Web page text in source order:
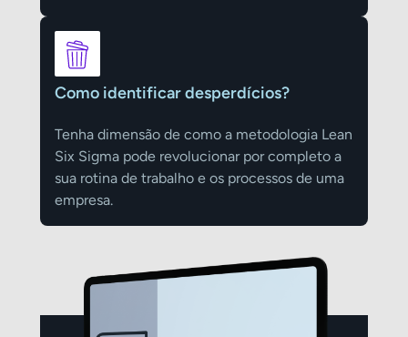
Como identificar desperdícios?
Tenha dimensão de como a metodologia Lean
Six Sigma pode revolucionar por completo a
sua rotina de trabalho e os processos de uma
empresa.